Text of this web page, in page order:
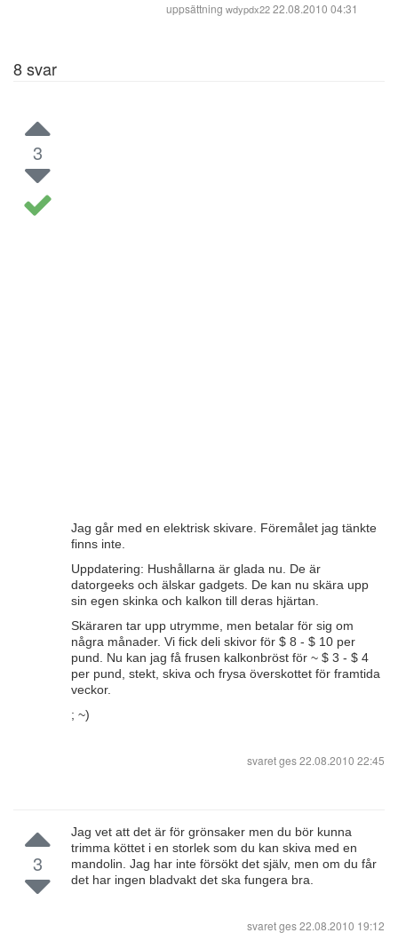
uppsättning wdypdx2222.08.2010 04:31
8svar
3
Jag går med en elektrisk skivare. Föremålet jag tänkte
finns inte.
Uppdatering: Hushållarna är glada nu. De är
datorgeeks och älskar gadgets. De kan nu skära upp
sin egen skinka och kalkon till deras hjärtan.
Skäraren tar upp utrymme, men betalar för sig om
några månader. Vi fick deli skivor för $ 8 - $ 10 per
pund. Nu kan jag få frusen kalkonbröst för ~ $ 3 - $ 4
per pund, stekt, skiva och frysa överskottet för framtida
veckor.
; ~)
svaret ges22.08.2010 22:45
3
Jag vet att det är för grönsaker men du bör kunna
trimma köttet i en storlek som du kan skiva med en
mandolin. Jag har inte försökt det själv, men om du får
det har ingen bladvakt det ska fungera bra.
svaret ges22.08.2010 19:12